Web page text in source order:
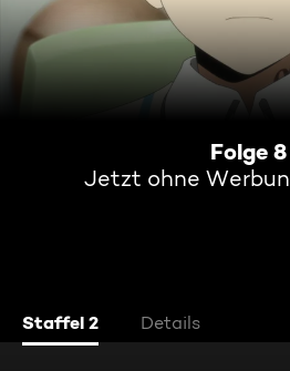
Folge 8
Jetzt ohne
Staffel 2 Details